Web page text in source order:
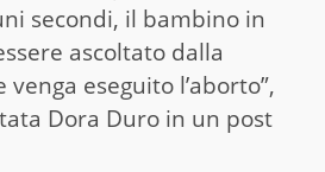
secondi, il bambino in
ascoltato dalla
eseguito l’aborto”,
Dora Duro in un post